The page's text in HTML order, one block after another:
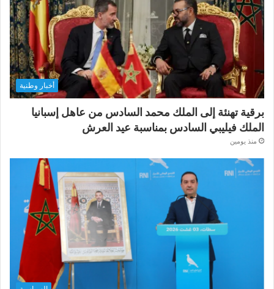
أخبار وطنية
برقية تهنئة إلى الملك محمد السادس من عاهل إسبانيا
الملك فيليبي السادس بمناسبة عيد العرش
منذ يومين